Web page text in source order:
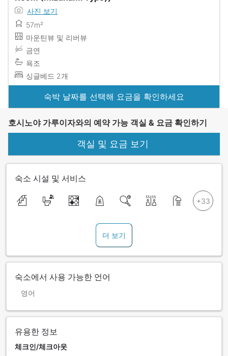
사진 보기
57m²
마운틴뷰 및 리버뷰
금연
욕조
싱글베드 2개
숙박 날짜를 선택해 요금을 확인하세요
호시노야 가루이자와의 예약 가능 객실 & 요금 확인하기
객실 및 요금 보기
숙소 시설 및 서비스
더 보기
숙소에서 사용 가능한 언어
영어
유용한 정보
체크인/체크아웃